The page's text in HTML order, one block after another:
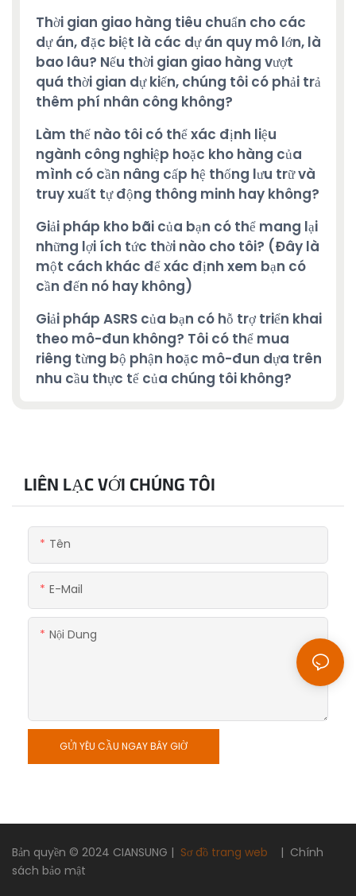
Thời gian giao hàng tiêu chuẩn cho các
dự án, đặc biệt là các dự án quy mô lớn, là
bao lâu? Nếu thời gian giao hàng vượt
quá thời gian dự kiến, chúng tôi có phải trả
thêm phí nhân công không?
Làm thế nào tôi có thể xác định liệu
ngành công nghiệp hoặc kho hàng của
mình có cần nâng cấp hệ thống lưu trữ và
truy xuất tự động thông minh hay không?
Giải pháp kho bãi của bạn có thể mang lại
những lợi ích tức thời nào cho tôi? (Đây là
một cách khác để xác định xem bạn có
cần đến nó hay không)
Giải pháp ASRS của bạn có hỗ trợ triển khai
theo mô-đun không? Tôi có thể mua
riêng từng bộ phận hoặc mô-đun dựa trên
nhu cầu thực tế của chúng tôi không?
LIÊN LẠC VỚI CHÚNG TÔI
Tên
E-Mail
Nội Dung
GỬI YÊU CẦU NGAY BÂY GIỜ
Bản quyền © 2024 CIANSUNG | Sơ đồ trang web | Chính
sách bảo mật